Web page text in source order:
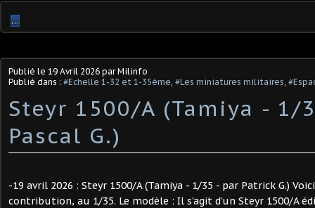
…
Publié le 19 Avril 2026 par Milinfo
Publié dans : #Echelle 1-32 et 1-35ème, #Les miniatures militaires,
Steyr 1500/A (Tamiya - 1/
Pascal G.) ​
-19 avril 2026 : Steyr 1500/A (Tamiya - 1/35 - par Patrick G.)
contribution, au 1/35. Le modèle : Il s'agit d'un Steyr 1500/A